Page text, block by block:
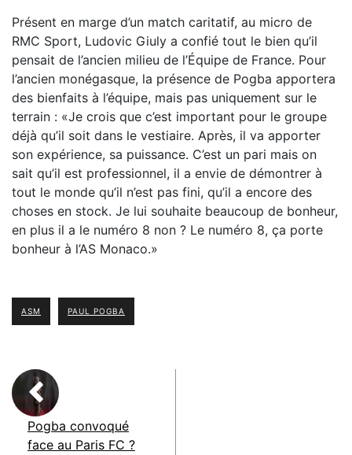
Présent en marge d’un match caritatif, au micro de
RMC Sport, Ludovic Giuly a confié tout le bien qu’il
pensait de l’ancien milieu de l’Équipe de France. Pour
l’ancien monégasque, la présence de Pogba apportera
des bienfaits à l’équipe, mais pas uniquement sur le
terrain : «Je crois que c’est important pour le groupe
déjà qu’il soit dans le vestiaire. Après, il va apporter
son expérience, sa puissance. C’est un pari mais on
sait qu’il est professionnel, il a envie de démontrer à
tout le monde qu’il n’est pas fini, qu’il a encore des
choses en stock. Je lui souhaite beaucoup de bonheur,
en plus il a le numéro 8 non ? Le numéro 8, ça porte
bonheur à l’AS Monaco.»
ASM PAUL POGBA
Pogba convoqué
face au Paris FC ?